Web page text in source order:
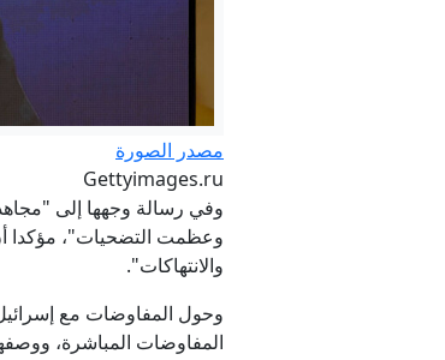
مصدر الصورة
Gettyimages.ru
وفي رسالة وجهها إلى
والانتهاكات".
وحول المفاوضات مع
المفاوضات المباشرة،